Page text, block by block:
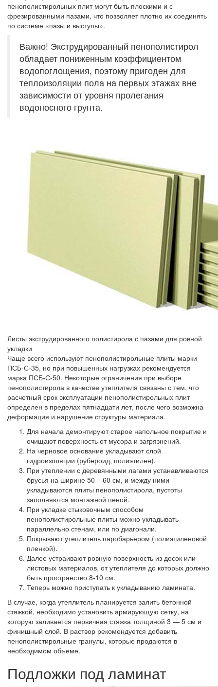
пенополистирольных плит могут быть плоскими и с
фрезированными пазами, что позволяет плотно их соединять
по системе «пазы и выступы».
Важно! Экструдированный пенополистирол
обладает пониженным коэффициентом
водопоглощения, поэтому пригоден для
теплоизоляции пола на первых этажах вне
зависимости от уровня пролегания
водоносного грунта.
Листы экструдированного полистирола с пазами для ровной
укладки
Чаще всего используют пенополистирольные плиты марки
ПСБ-С-35, но при повышенных нагрузках рекомендуется
марка ПСБ-С-50. Некоторые ограничения при выборе
пенополистирола в качестве утеплителя связаны с тем, что
расчетный срок эксплуатации пенополистирольных плит
определен в пределах пятнадцати лет, после чего возможна
деформация и нарушение структуры материала.
Для начала демонтируют старое напольное покрытие и
очищают поверхность от мусора и загрязнений.
На черновое основание укладывают слой
гидроизоляции (рубероид, полиэтилен).
При утеплении с деревянными лагами устанавливаются
брусья на ширине 50 – 60 см, и между ними
укладываются плиты пенополистирола, пустоты
заполняются монтажной пеной.
При укладке стыковочным способом
пенополистирольные плиты можно укладывать
параллельно стенам, или по диагонали.
Покрывают утеплитель паробарьером (полиэтиленовой
пленкой).
Далее устраивают ровную поверхность из досок или
листовых материалов, от утеплителя до которых должно
быть пространство 8-10 см.
Теперь можно приступать к укладыванию ламината.
В случае, когда утеплитель планируется залить бетонной
стяжкой, необходимо установить армирующую сетку, на
которую заливается первичная стяжка толщиной 3 — 5 см и
финишный слой. В раствор рекомендуется добавить
пенополистирольные гранулы, которые продаются в
необходимом объеме.
Подложки под ламинат